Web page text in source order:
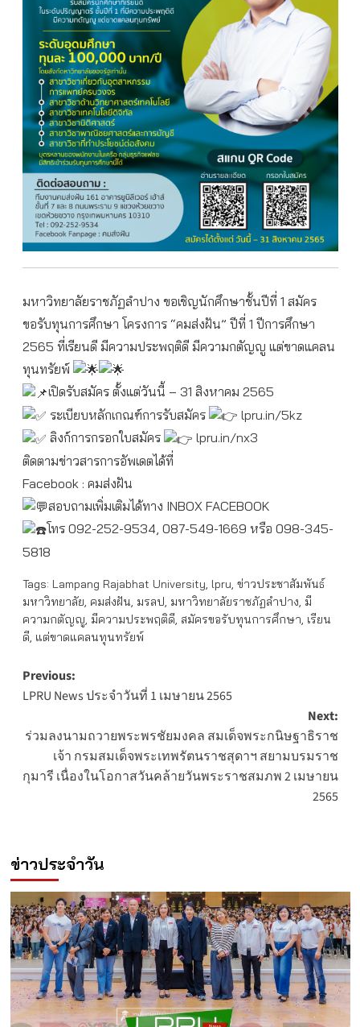
มหาวิทยาลัยราชภัฏลำปาง ขอเชิญนักศึกษาชั้นปีที่ 1 สมัคร
ขอรับทุนการศึกษา โครงการ “คมส่งฝัน” ปีที่ 1 ปีการศึกษา
2565 ที่เรียนดี มีความประพฤติดี มีความกตัญญู แต่ขาดแคลน
ทุนทรัยพ์
เปิดรับสมัคร ตั้งแต่วันนี้ – 31 สิงหาคม 2565
ระเบียบหลักเกณฑ์การรับสมัคร
lpru.in/5kz
ลิงก์การกรอกใบสมัคร
lpru.in/nx3
ติดตามข่าวสารการอัพเดตได้ที่
Facebook : คมส่งฝัน
สอบถามเพิ่มเติมได้ทาง INBOX FACEBOOK
โทร 092-252-9534, 087-549-1669 หรือ 098-345-
5818
Tags: Lampang Rajabhat University, lpru, ข่าวประชาสัมพันธ์
มหาวิทยาลัย, คมส่งฝัน, มรลป, มหาวิทยาลัยราชภัฏลำปาง, มี
ความกตัญญู, มีความประพฤติดี, สมัครขอรับทุนการศึกษา, เรียน
ดี, แต่ขาดแคลนทุนทรัยพ์
Post
navigation
Previous:
LPRU News ประจำวันที่ 1 เมษายน 2565
Next:
ร่วมลงนามถวายพระพรชัยมงคล สมเด็จพระกนิษฐาธิราช
เจ้า กรมสมเด็จพระเทพรัตนราชสุดาฯ สยามบรมราช
กุมารี เนื่องในโอกาสวันคล้ายวันพระราชสมภพ 2 เมษายน
2565
ข่าวประจำวัน